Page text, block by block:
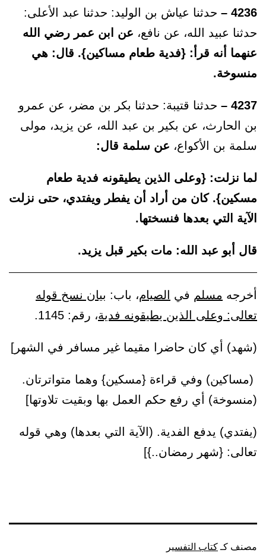
4236 –
حدثنا عياش بن الوليد: حدثنا عبد الأعلى:
حدثنا عبيد الله، عن نافع، عن ابن عمر رضي الله
عنهما أنه قرأ: {فدية طعام مساكين}. قال: هي
منسوخة.
4237 –
حدثنا قتيبة: حدثنا بكر بن مضر، عن عمرو
بن الحارث، عن بكير بن عبد الله، عن يزيد، مولى
سلمة بن الأكواع، عن سلمة قال:
لما نزلت: {وعلى الذين يطيقونه فدية طعام
مسكين}. كان من أراد أن يفطر ويفتدي، حتى نزلت
الآية التي بعدها فنسختها.
قال أبو عبد الله: مات بكير قبل يزيد.
أخرجه مسلم في الصيام، باب: بيان نسخ قوله
تعالى: وعلى الذين يطيقونه فدية، رقم: 1145.
(شهد) أي كان حاضرا مقيما غير مسافر في الشهر]
(مساكين) وفي قراءة {مسكين} وهما متواترتان.
(منسوخة) أي رفع حكم العمل بها وبقيت تلاوتها]
(يفتدي) يدفع الفدية. (الآية التي بعدها) وهي قوله
تعالى: {شهر رمضان..}]
مصنف كـ كتاب التفسير